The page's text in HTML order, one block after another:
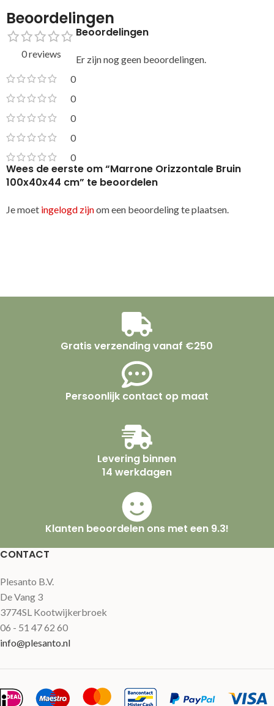
Beoordelingen
0 reviews
0
0
0
0
0
Beoordelingen
Er zijn nog geen beoordelingen.
Wees de eerste om “Marrone Orizzontale Bruin
100x40x44 cm” te beoordelen
Je moet ingelogd zijnom een beoordeling te plaatsen.
Gratis verzending vanaf €250
Persoonlijk contact op maat
Levering binnen
14 werkdagen
Klanten beoordelen ons met een 9.3!
CONTACT
Plesanto B.V.
De Vang 3
3774SL Kootwijkerbroek
06 - 51 47 62 60
info@plesanto.nl